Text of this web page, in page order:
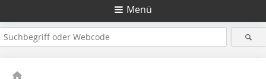
Menü